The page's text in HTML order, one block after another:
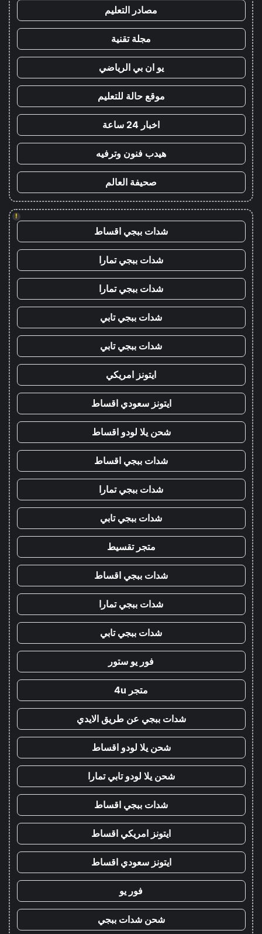
مصادر التعليم
مجلة تقنية
يو ان بي الرياضي
موقع حالة للتعليم
اخبار 24 ساعة
هيدب فنون وترفيه
صحيفة العالم
!
شدات ببجي اقساط
شدات ببجي تمارا
شدات ببجي تمارا
شدات ببجي تابي
شدات ببجي تابي
ايتونز امريكي
ايتونز سعودي اقساط
شحن يلا لودو اقساط
شدات ببجي اقساط
شدات ببجي تمارا
شدات ببجي تابي
متجر تقسيط
شدات ببجي اقساط
شدات ببجي تمارا
شدات ببجي تابي
فور يو ستور
متجر 4u
شدات ببجي عن طريق الايدي
شحن يلا لودو اقساط
شحن يلا لودو تابي تمارا
شدات ببجي اقساط
ايتونز امريكي اقساط
ايتونز سعودي اقساط
فور يو
شحن شدات ببجي